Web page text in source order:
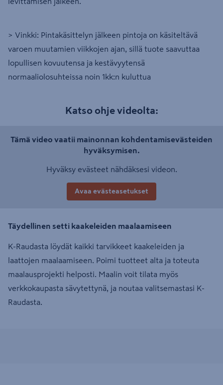
> Vinkki: Pintakäsittelyn jälkeen pintoja on käsiteltävä
varoen muutamien viikkojen ajan, sillä tuote saavuttaa
lopullisen kovuutensa ja kestävyytensä
normaaliolosuhteissa noin 1kk:n kuluttua
Katso ohje videolta:
Tämä video vaatii mainonnan kohdentamisevästeiden
hyväksymisen.
Hyväksy evästeet nähdäksesi videon.
Avaa evästeasetukset
Täydellinen setti kaakeleiden maalaamiseen
K-Raudasta löydät kaikki tarvikkeet kaakeleiden ja
laattojen maalaamiseen. Poimi tuotteet alta ja toteuta
maalausprojekti helposti. Maalin voit tilata myös
verkkokaupasta sävytettynä, ja noutaa valitsemastasi K-
Raudasta.